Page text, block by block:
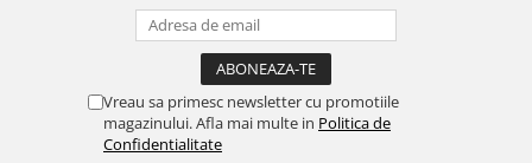
Vreau sa primesc newsletter cu promotiile
magazinului. Afla mai multe in Politica de
Confidentialitate